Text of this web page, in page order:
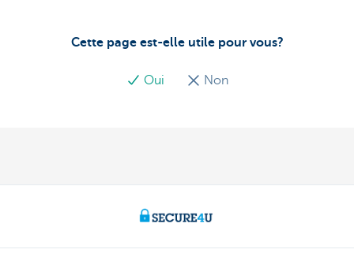
Cette page est-elle utile pour vous?
Oui Non